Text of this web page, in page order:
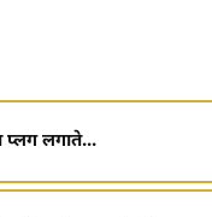
प्लग लगाते...